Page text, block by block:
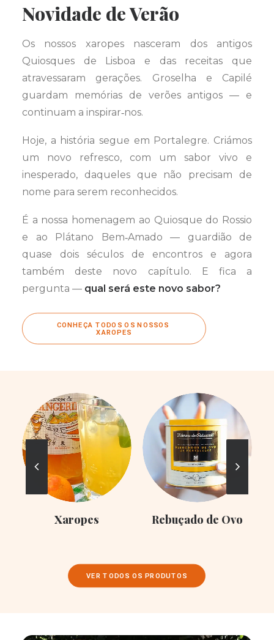
Novidade de Verão
Os nossos xaropes nasceram dos antigos
Quiosques de Lisboa e das receitas que
atravessaram gerações. Groselha e Capilé
guardam memórias de verões antigos — e
continuam a inspirar‑nos.
Hoje, a história segue em Portalegre. Criámos
um novo refresco, com um sabor vivo e
inesperado, daqueles que não precisam de
nome para serem reconhecidos.
É a nossa homenagem ao Quiosque do Rossio
e ao Plátano Bem‑Amado — guardião de
quase dois séculos de encontros e agora
também deste novo capítulo. E fica a
pergunta — qual será este novo sabor?
CONHEÇA TODOS OS NOSSOS
XAROPES
Xaropes Rebuçado de Ovo
VER TODOS OS PRODUTOS